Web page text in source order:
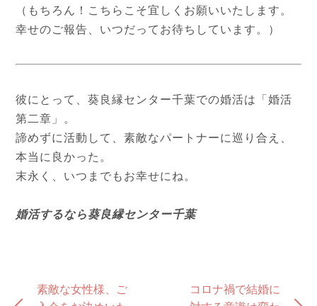
（もちろん！こちらこそ宜しくお願いいたします。
幸せのご報告、いつだってお待ちしています。）
彼にとって、葵良縁センター千葉での婚活は「婚活
第二章」。
諦めずに活動して、素敵なパートナーに巡り合え、
本当に良かった。
末永く、いつまでもお幸せにね。
婚活するなら葵良縁センター千葉
素敵な女性様、ご
コロナ禍で結婚に